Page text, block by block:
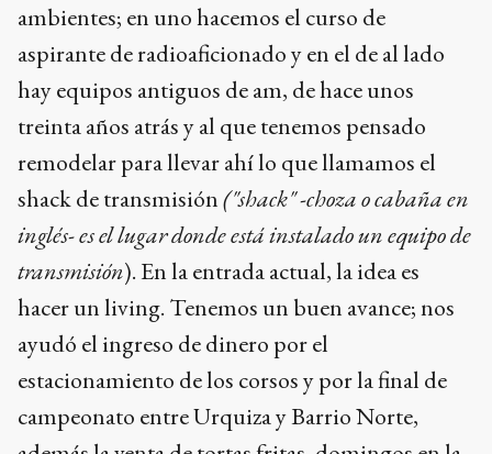
ambientes; en uno hacemos el curso de
aspirante de radioaficionado y en el de al lado
hay equipos antiguos de am, de hace unos
treinta años atrás y al que tenemos pensado
remodelar para llevar ahí lo que llamamos el
shack de transmisión("shack" -choza o cabaña en
inglés- es el lugar donde está instalado un equipo de
transmisión). En la entrada actual, la idea es
hacer un living. Tenemos un buen avance; nos
ayudó el ingreso de dinero por el
estacionamiento de los corsos y por la final de
campeonato entre Urquiza y Barrio Norte,